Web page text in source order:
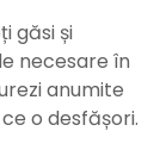
găsi și
necesare în
anumite
o desfășori.